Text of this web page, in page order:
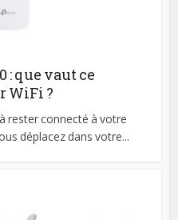
: que vaut ce
WiFi ?
rester connecté à votre
déplacez dans votre...